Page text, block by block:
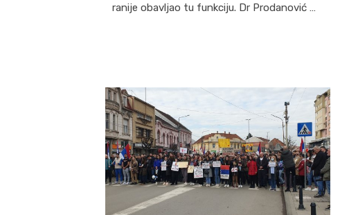
ranije obavljao tu funkciju. Dr Prodanović …